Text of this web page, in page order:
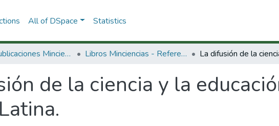
All of DSpace Statistics
3.2.2. Publicaciones Minciencias Libros Minciencias - Referenciales
de la ciencia y la